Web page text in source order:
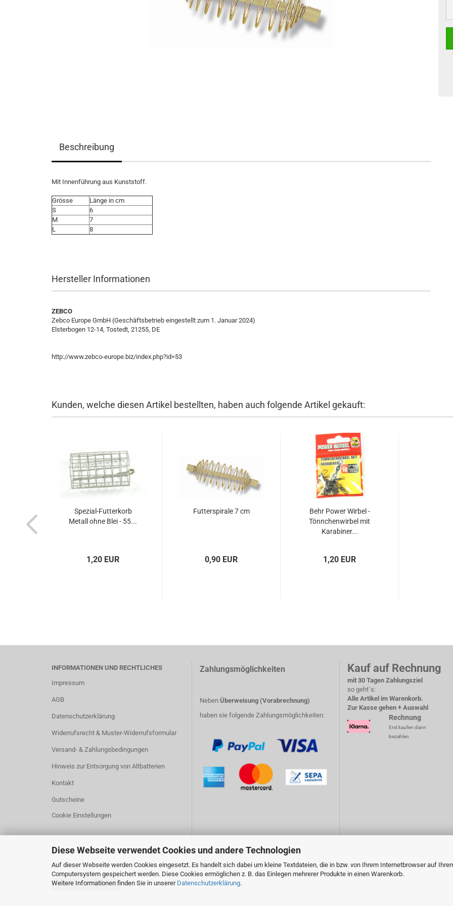
Diese Webseite verwendet Cookies und andere Technologien
Auf dieser Webseite werden Cookies eingesetzt. Es handelt sich dabei um kleine Textdateien, die in bzw. von Ihrem Internetbrowser auf
Computersystem gespeichert werden. Diese Cookies ermöglichen z. B. das Einlegen mehrerer Produkte in einen Warenkorb.
Weitere Informationen finden Sie in unserer Datenschutzerklärung.
Beschreibung
Mit Innenführung aus Kunststoff.
Grösse
Länge in cm
S
6
M
7
L
8
Hersteller Informationen
ZEBCO
Zebco Europe GmbH (Geschäftsbetrieb eingestellt zum 1. Januar 2024)
Elsterbogen 12-14, Tostedt, 21255, DE
http://www.zebco-europe.biz/index.php?id=53
Kunden, welche diesen Artikel bestellten, haben auch folgende Artikel gekauft:
Spezial-Futterkorb
Metall ohne Blei - 55...
1,20 EUR
Futterspirale 7 cm
0,90 EUR
Behr Power Wirbel -
Tönnchenwirbel mit
Karabiner...
1,20 EUR
INFORMATIONEN UND RECHTLICHES
Impressum
AGB
Datenschutzerklärung
Widerrufsrecht & Muster-Widerrufsformular
Versand- & Zahlungsbedingungen
Hinweis zur Entsorgung von Altbatterien
Kontakt
Gutscheine
Cookie Einstellungen
Zahlungsmöglichkeiten
NebenÜberweisung (Vorabrechnung)
haben sie folgende Zahlungsmöglichkeiten:
Kauf auf Rechnung
mit 30 Tagen Zahlungsziel
so geht´s:
Alle Artikel im Warenkorb.
Zur Kasse gehen + Auswahl
Rechnung
Erst kaufen dann
bezahlen
Vertrag widerrufen